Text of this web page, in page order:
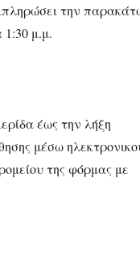
την
μ.μ.
έως την λήξη
μέσω
της φόρμας με